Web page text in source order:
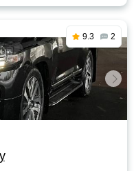
9.3 2